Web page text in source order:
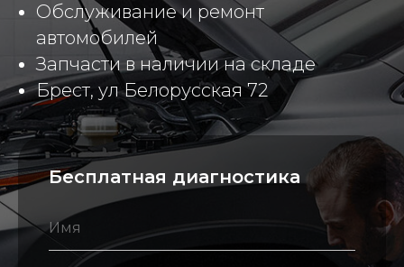
Обслуживание и ремонт
автомобилей
Запчасти в наличии на складе
Брест, ул Белорусская 72
Бесплатная диагностика